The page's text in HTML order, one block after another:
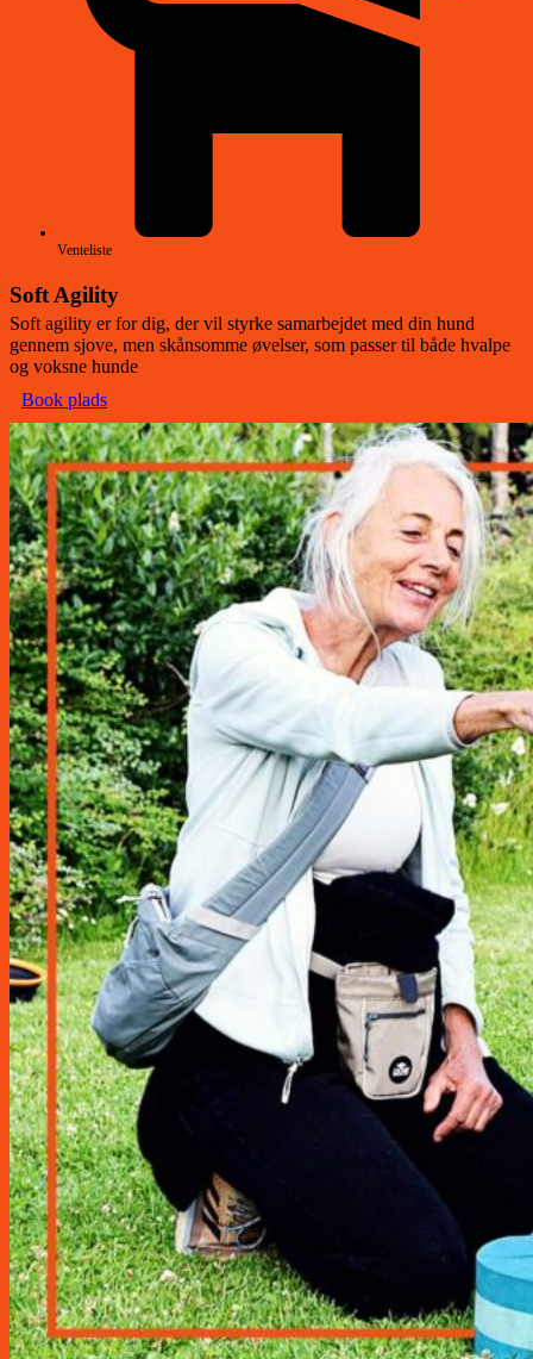
Venteliste
Soft Agility
Soft agility er for dig, der vil styrke samarbejdet med din hund
gennem sjove, men skånsomme øvelser, som passer til både hvalpe
og voksne hunde
Book plads